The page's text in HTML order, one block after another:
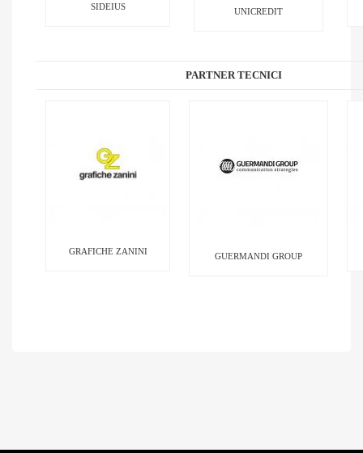
SIDEIUS
UNICREDIT
PARTNER TECNICI
GRAFICHE ZANINI
GUERMANDI GROUP